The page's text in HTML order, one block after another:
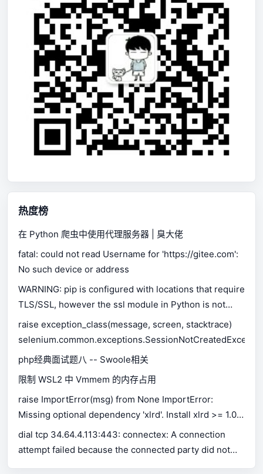
热度榜
在 Python 爬虫中使用代理服务器 | 臭大佬
fatal: could not read Username for 'https://gitee.com':
No such device or address
WARNING: pip is configured with locations that require
TLS/SSL, however the ssl module in Python is not
available.
raise exception_class(message, screen, stacktrace)
php经典面试题八 -- Swoole相关
限制 WSL2 中 Vmmem 的内存占用
raise ImportError(msg) from None ImportError:
Missing optional dependency 'xlrd'. Install xlrd >= 1.0.0
for Excel support Use pip or conda to install xlrd.
dial tcp 34.64.4.113:443: connectex: A connection
attempt failed because the connected party did not